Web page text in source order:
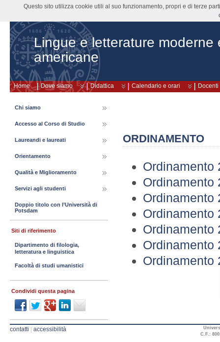
Lingue e letterature moderne
americane
Home Dove siamo Didattica Calendario e orari Docenti
ORDINAMENTO
Ordinamento
Ordinamento
Ordinamento
Ordinamento
Ordinamento
Ordinamento
Ordinamento
Chi siamo
Accesso al Corso di Studio
Laureandi e laureati
Orientamento
Qualità e Miglioramento
Servizi agli studenti
Doppio titolo con l’Università di
Potsdam
Siti di riferimento
Dipartimento di filologia,
letteratura e linguistica
Facoltà di studi umanistici
Condividi questa pagina
contatti accessibilità
C.F.:
Questo sito utilizza cookie utili al suo funzionamento, propri e di terze